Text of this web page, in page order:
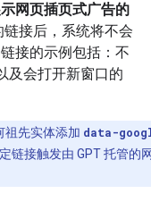
网页插页式广告的
接后，系统将不会
接的示例包括：不
及会打开新窗口的
祖先实体添加 data-
链接触发由 GPT 托管的